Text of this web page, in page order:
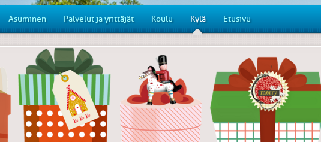
Asuminen Palvelut ja yrittäjät Koulu Kylä Etusivu